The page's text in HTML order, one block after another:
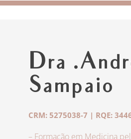
Dra
Sampaio
CRM: 5275038-7 | RQE:
– Formação em Medicina